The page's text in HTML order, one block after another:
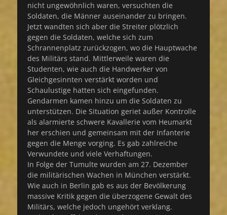
nicht ungewöhnlich waren, versuchten die
Soldaten, die Männer auseinander zu bringen.
Jetzt wandten sich aber die Streiter plötzlich
gegen die Soldaten, welche sich zum
Schrannenplatz zurückzogen, wo die Hauptwache
des Militärs stand. Mittlerweile waren die
Studenten, wie auch die Handwerker von
Gleichgesinnten verstärkt worden und
Schaulustige hatten sich eingefunden.
Gendarmen kamen hinzu um die Soldaten zu
unterstützen. Die Situation geriet außer Kontrolle
als alarmierte schwere Kavallerie vom Heumarkt
her erschien und gemeinsam mit der Infanterie
gegen die Menge vorging. Es gab zahlreiche
Verwundete und viele Verhaftungen.
In Folge der Tumulte wurden am 27. Dezember
die militärischen Wachen in München verstärkt.
Wie auch in Berlin gab es aus der Bevölkerung
massive Kritik gegen die überzogene Gewalt des
Militärs, welche jedoch ungehört verklang.